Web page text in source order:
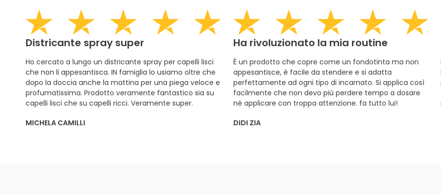
Districante spray super
Ho cercato a lungo un districante spray per capelli lisci
che non li appesantisca. IN famiglia lo usiamo oltre che
dopo la doccia anche la mattina per una piega veloce e
profumatissima. Prodotto veramente fantastico sia su
capelli lisci che su capelli ricci. Veramente super.
MICHELA CAMILLI
Ha rivoluzionato la mia routine
È un prodotto che copre come un fondotinta ma non
appesantisce, è facile da stendere e si adatta
perfettamente ad ogni tipo di incarnato. Si applica così
facilmente che non devo più perdere tempo a dosare
né applicare con troppa attenzione. fa tutto lui!
DIDI ZIA